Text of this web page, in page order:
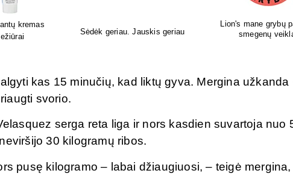
papildai
veiklai
skoniui, grožiui.
Gydytojos sukurti
papildai!
kas 15 minučių, kad liktų gyva. Mergina užkanda
svorio.
serga reta liga ir nors kasdien suvartoja nuo
30 kilogramų ribos.
pusę kilogramo – labai džiaugiuosi, – teigė